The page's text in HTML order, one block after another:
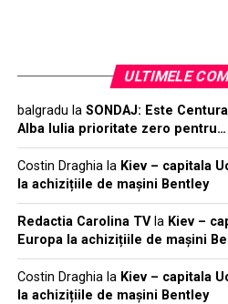
ULTIMELE
balgradu la SONDAJ: Este
Alba Iulia prioritate zero pentru…
Costin Draghiala Kiev – capitala
la achizițiile de mașini Bentley
Redactia Carolina TVla Kiev –
Europa la achizițiile de mașini
Costin Draghiala Kiev – capitala
la achizițiile de mașini Bentley